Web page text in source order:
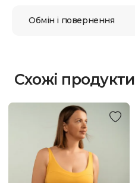
Обмін і повернення
Схожі продукти